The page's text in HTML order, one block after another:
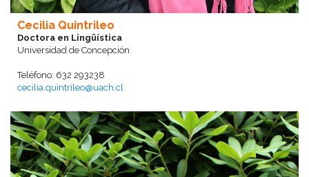
Cecilia Quintrileo
Doctora en Lingüística
Universidad de Concepción
Teléfono: 632 293238
cecilia.quintrileo@uach.cl